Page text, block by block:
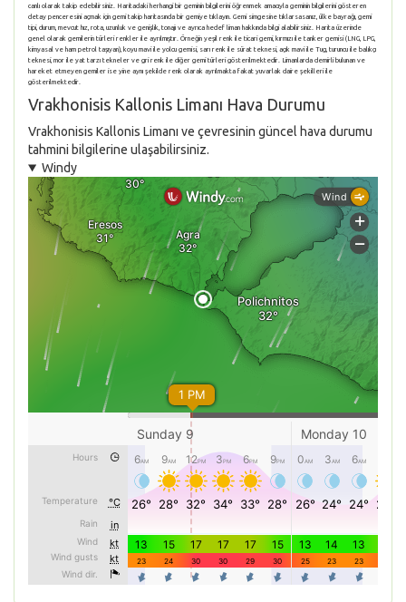
canlı olarak takip edebilirsiniz. Haritadaki herhangi bir geminin bilgilerini öğrenmek amacıyla geminin bilgilerini gösteren
detay penceresini açmak için gemi takip haritasında bir gemiye tıklayın. Gemi simgesine tıklarsasanız, ülke bayrağı, gemi
tipi, durum, mevcut hız, rota, uzunluk ve genişlik, tonajı ve ayrıca hedef liman hakkında bilgi alabilirsiniz. Harita üzerinde
genel olarak gemilerin türleri renkler ile ayrılmıştır. Örneğin yeşil renk ile ticari gemi, kırmızı ile tanker gemisi (LNG, LPG,
kimyasal ve ham petrol taşıyan), koyu mavi ile yolcu gemisi, sarı renk ile sürat teknesi, açık mavi ile Tug, turuncu ile balıkçı
teknesi, mor ile yat tarzı tekneler ve gri renk ile diğer gemi türleri gösterilmektedir. Limanlarda demirli bulunan ve
hareket etmeyen gemiler ise yine aynı şekilde renk olarak ayrılmakta fakat yuvarlak daire şekilleri ile
gösterilmektedir.
Vrakhonisis Kallonis Limanı Hava Durumu
Vrakhonisis Kallonis Limanı ve çevresinin güncel hava durumu
tahmini bilgilerine ulaşabilirsiniz.
Windy